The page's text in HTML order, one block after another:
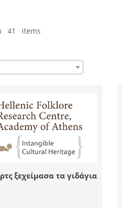
41 items
ξεχείμασα τα γιδάγια